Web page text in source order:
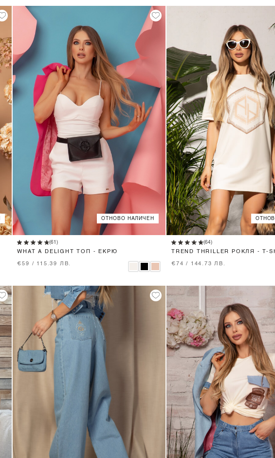
ОТНОВО НАЛИЧЕН
M L
(61)
WHAT A DELIGHT ТОП - ЕКРЮ
€59 / 115.39 ЛВ.
XS M L
(64)
TREND THRILLER РОКЛЯ - T-
€74 / 144.73 ЛВ.